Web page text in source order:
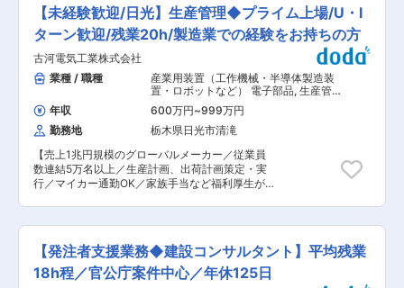
業に邁進してきました。土木工事部門を皮切りに
建築工事部門、道路工事部門、法面処理工事等の
特殊土木工事部門、不動産部門を発足させ、さら
に各工事部門をバックアップし建設業界からの需
要にも応えるべく、アスファルト合材（再生合材
含む）製造部門を営業展開しています。また、近
年の省資源・環境問題から需要が高まっているア
スファルトの産業廃棄物中間処理業も開始しまし
た。開発部門では、用地仲介・斡旋から農地転用
申請・開発許認可取得等のコンサルティングをは
じめ、住宅用地の分譲を行っており、顧客からも
好評を得ています。 変更の範囲：会社の定める業
務
であり、生産管理分野で顧客且つ親会社である古
河電工を支えています。責任とやりがいのある仕
事を提供しています。 ※主に古河電工および古河
電工G企業向けにICTサービスを提供しています
が、富士通と資本提携することで、富士通の技術
研修などによるノウハウ提供があります。 【変更
の範囲：本人の能力、希望、将来のキャリア形成
等を総合的に勘案し、社内で定める業務。】 ■配
属先情報： 日光事業所全体では、10〜20名の従
業員が在籍おります。 ◎日光事業所の魅力 事業所
は有名ないろは坂の近くです。日光東照宮は通勤
途中。豊かな自然に囲まれ、水はおいしく、紅葉
や新緑に囲まれた生活です。 今市駅近くに住んで
いる社員が多く、バスもありますが車通勤が主流
すし、冬はスキー・スノーボードにいそしまれる
方も多いです。休日を自然で満喫したい方にぴっ
たりの職場です。 ■就業環境： 有休取得日数平
【未経験歓迎/日光】生産管理◆プライム上場/U・I
ターン歓迎/残業20h/製造業での経験をお持ちの方
古河電気工業株式会社
業種 / 職種
産業用装置（工作機械・半導体製造装
置・ロボットなど） 電子部品, 生産管
理 生産管理（化学・素材・化粧品・ト
イレタリー）
年収 600万円~999万円
勤務地
栃木県日光市清滝
【売上1兆円規模のグローバルメーカー／従業員
数連結5万名以上／生産計画、出荷計画策定・実
行／マイカー通勤OK／家族手当など福利厚生が
の需要を支える重要部品であるハードディスクド
ライブ用アルミブランク材に関する生産管理業務
をお任せします。 1961年の開発開始から約60年
以上にわたって製品展開を続けており、世界シェ
アも約40％となっており、世界のデータインフラ
【発注者支援業務◆建設コンサルタント】平均残業
18h程／官公庁案件中心／年休125日